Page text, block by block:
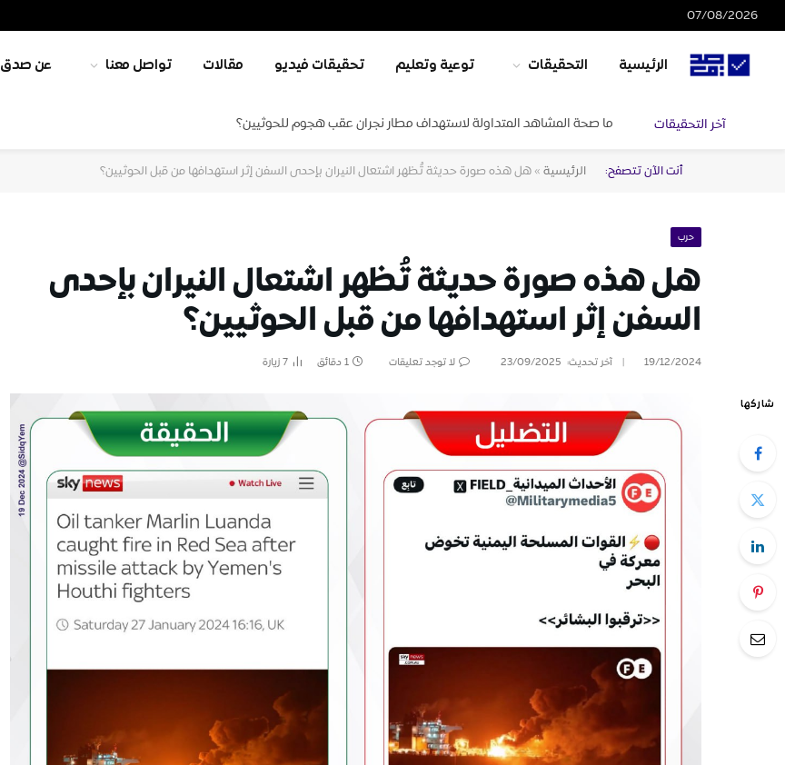
07/08/2026
الرئيسية التحقيقات توعية وتعليم تحقيقات فيديو مقالات تواصل معنا عن صدق
آخر التحقيقات ما صحة المشاهد المتداولة لاستهداف مطار نجران عقب هجوم للحوثيين؟
أنت الآن تتصفح: الرئيسية»هل هذه صورة حديثة تُظهر اشتعال النيران بإحدى السفن إثر استهدافها من قبل الحوثيين؟
حرب
هل هذه صورة حديثة تُظهر اشتعال النيران بإحدى
السفن إثر استهدافها من قبل الحوثيين؟
19/12/2024 آخر تحديث: 23/09/2025 لا توجد تعليقات 1 دقائق 7زيارة
شاركها